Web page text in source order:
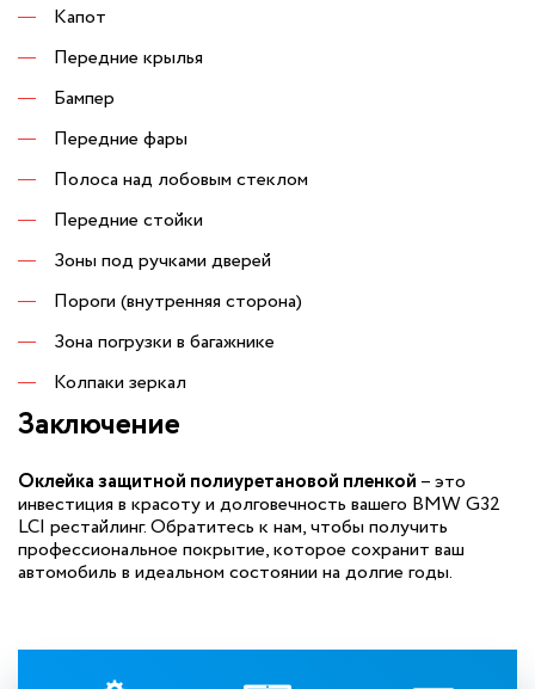
Капот
Передние крылья
Бампер
Передние фары
Полоса над лобовым стеклом
Передние стойки
Зоны под ручками дверей
Пороги (внутренняя сторона)
Зона погрузки в багажнике
Колпаки зеркал
Заключение
Оклейка защитной полиуретановой пленкой – это
инвестиция в красоту и долговечность вашего BMW G32
LCI рестайлинг. Обратитесь к нам, чтобы получить
профессиональное покрытие, которое сохранит ваш
автомобиль в идеальном состоянии на долгие годы.